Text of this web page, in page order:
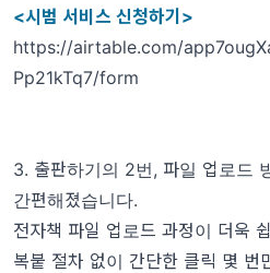
<시범 서비스 신청하기>
https://airtable.com/
Pp21kTq7/form
3. 출판하기의 2번, 파일 업로드
간편해졌습니다.
전자책 파일 업로드 과정이 더욱
복붙 절차 없이 간단한 클릭 몇 번